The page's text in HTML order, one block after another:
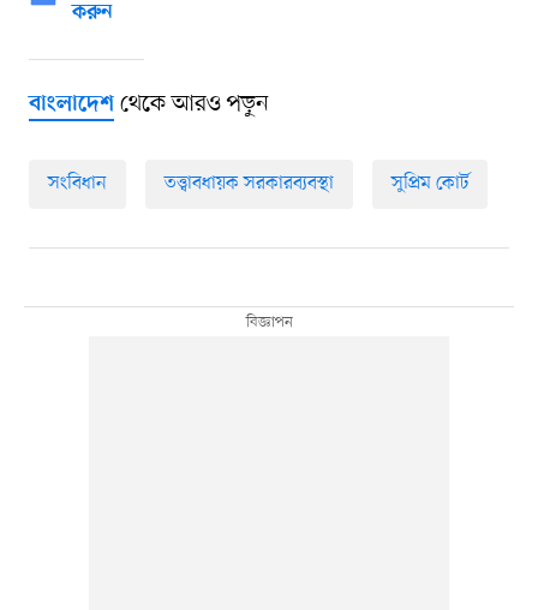
করুন
বাংলাদেশথেকে আরও পড়ুন
সংবিধান তত্ত্বাবধায়ক সরকারব্যবস্থা সুপ্রিম কোর্ট